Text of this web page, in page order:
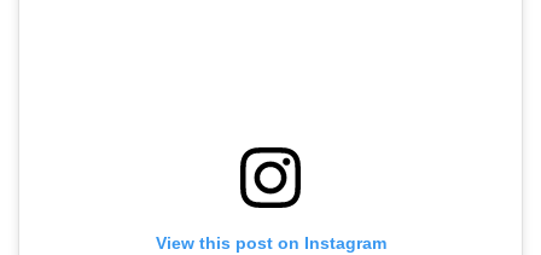
View this post on Instagram